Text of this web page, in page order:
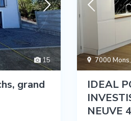
15
grand
7000 Mons,
IDEAL
NEUVE